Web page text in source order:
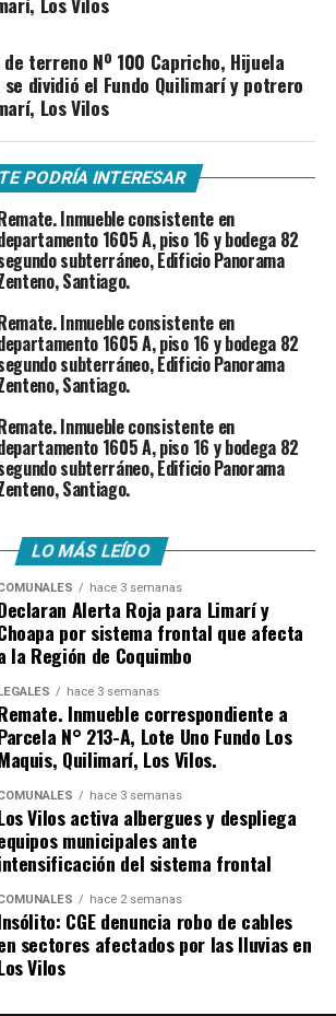
terreno Nº 100 Capricho, Hijuela
dividió el Fundo Quilimarí y potrero
Los Vilos
TE PODRÍA INTERESAR
Inmueble consistente en
1605 A, piso 16 y bodega 82
subterráneo, Edificio Panorama
Santiago.
Inmueble consistente en
1605 A, piso 16 y bodega 82
subterráneo, Edificio Panorama
Santiago.
Inmueble consistente en
1605 A, piso 16 y bodega 82
subterráneo, Edificio Panorama
Santiago.
LO MÁS LEÍDO
hace 3 semanas
Alerta Roja para Limarí y
por sistema frontal que afecta
la Región de Coquimbo
hace 3 semanas
Inmueble correspondiente a
N° 213-A, Lote Uno Fundo Los
Quilimarí, Los Vilos.
hace 3 semanas
Vilos activa albergues y despliega
municipales ante
del sistema frontal
hace 2 semanas
CGE denuncia robo de cables
sectores afectados por las lluvias en
Vilos